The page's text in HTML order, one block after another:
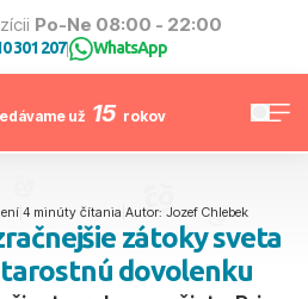
Po-Ne 08:00 - 22:00
301 207| WhatsApp
už 15 rokov
4 minúty čítania Autor: Jozef Chlebek
zátoky sveta
dovolenku